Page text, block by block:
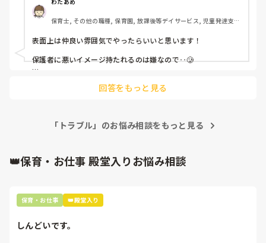
保育士, その他の職種, 保育園, 放課後等デイサービス, 児童発達支援
表面上は仲良い雰囲気でやったらいいと思います！
保護者に悪いイメージ持たれるのは嫌なので‥🥲
ここでは誰が見てるかわからないから、女優になるのよ！ここ
仲良しです！雰囲気出したほうが
そしたら、相手のリアクションが悪ければ、そっちがイメージ
悪くなるので、！☺️！
回答をもっと見る
「トラブル」のお悩み相談をもっと見る
👑保育・お仕事 殿堂入りお悩み相談
保育・お仕事 👑殿堂入り
しんどいです。